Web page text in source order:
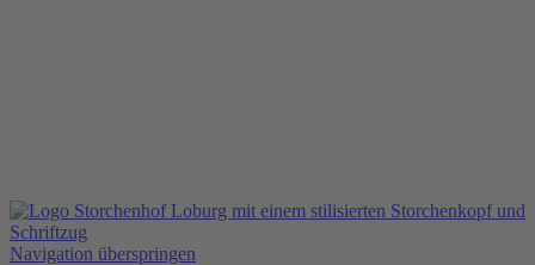
Navigation überspringen